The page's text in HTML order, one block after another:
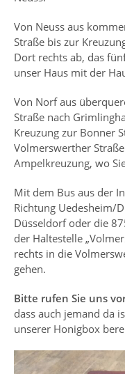
Von Neuss aus
Straße bis zur
Dort rechts ab, das
unser Haus mit der
Von Norf aus
Straße nach
Kreuzung zur Bonner
Volmerswerther
Ampelkreuzung, wo
Mit dem Bus aus der
Richtung Uedesheim/
Düsseldorf oder die
der Haltestelle
rechts in die
gehen.
Bitte rufen Sie uns
dass auch jemand da
unserer Honigbox